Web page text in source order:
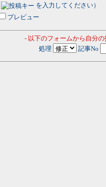
を入力してください）
プレビュー
- 以下のフォームから自分
処理
記事No